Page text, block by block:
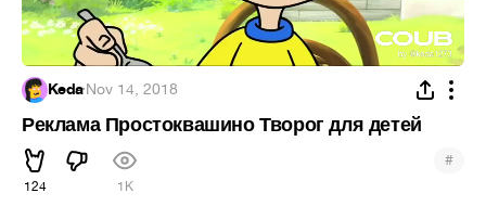
Keda·Nov 14, 2018
Реклама Простоквашино Творог для детей
124 1K
#